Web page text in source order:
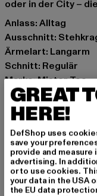
oder in der City –
Anlass: Alltag
Ausschnitt:
Ärmelart: Langarm
Schnitt: Regulär
Marke: Mister Tee
Kat.: Sweat &
Farbe: schwarz
Hersteller Farbe:
Art.Nr: MT2761-
Hersteller: TB
GREAT
HERE!
DefShop uses
save your
provide and
advertising. In
or to use cookies.
your data in the USA
the EU data